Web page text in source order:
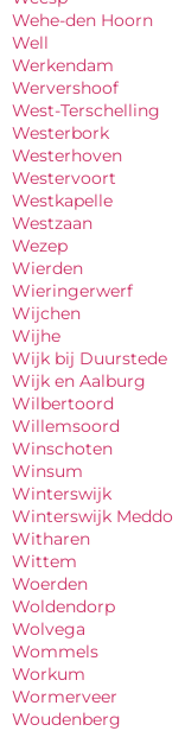
Wehe-den Hoorn
Well
Werkendam
Wervershoof
West-Terschelling
Westerbork
Westerhoven
Westervoort
Westkapelle
Westzaan
Wezep
Wierden
Wieringerwerf
Wijchen
Wijhe
Wijk bij Duurstede
Wijk en Aalburg
Wilbertoord
Willemsoord
Winschoten
Winsum
Winterswijk
Winterswijk Meddo
Witharen
Wittem
Woerden
Woldendorp
Wolvega
Wommels
Workum
Wormerveer
Woudenberg